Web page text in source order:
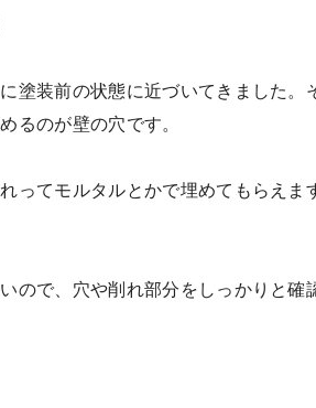
塗装前の状態に近づいてきました。
るのが壁の穴です。
ってモルタルとかで埋めてもらえ
ので、穴や削れ部分をしっかりと確